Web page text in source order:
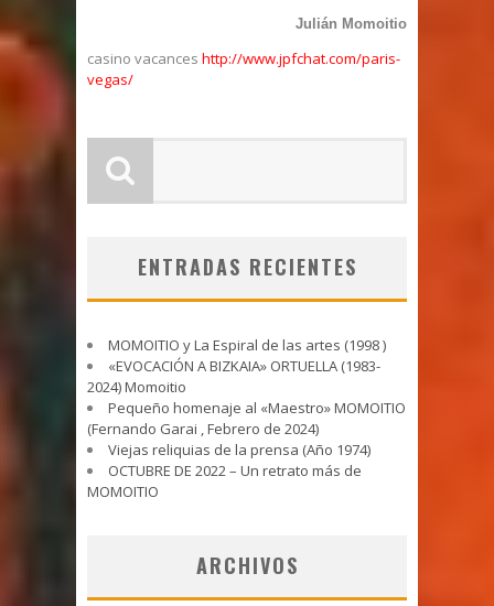
Julián Momoitio
casino vacances http://www.jpfchat.com/paris-
vegas/
ENTRADAS RECIENTES
MOMOITIO y La Espiral de las artes (1998 )
«EVOCACIÓN A BIZKAIA» ORTUELLA (1983-
2024) Momoitio
Pequeño homenaje al «Maestro» MOMOITIO
(Fernando Garai , Febrero de 2024)
Viejas reliquias de la prensa (Año 1974)
OCTUBRE DE 2022 – Un retrato más de
MOMOITIO
ARCHIVOS